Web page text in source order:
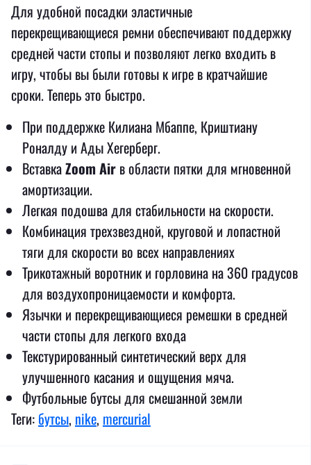
Для удобной посадки эластичные
перекрещивающиеся ремни обеспечивают поддержку
средней части стопы и позволяют легко входить в
игру, чтобы вы были готовы к игре в кратчайшие
сроки. Теперь это быстро.
При поддержке Килиана Мбаппе, Криштиану
Роналду и Ады Хегерберг.
ВставкаZoom Air в области пятки для мгновенной
амортизации.
Легкая подошва для стабильности на скорости.
Комбинация трехзвездной, круговой и лопастной
тяги для скорости во всех направлениях
Трикотажный воротник и горловина на 360 градусов
для воздухопроницаемости и комфорта.
Язычки и перекрещивающиеся ремешки в средней
части стопы для легкого входа
Текстурированный синтетический верх для
улучшенного касания и ощущения мяча.
Футбольные бутсы для смешанной земли
Теги: бутсы, nike, mercurial